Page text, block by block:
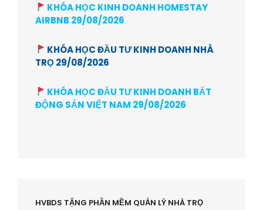
KHÓA HỌC KINH DOANH HOMESTAY
AIRBNB 29/08/2026
KHÓA HỌC ĐẦU TƯ KINH DOANH NHÀ
TRỌ 29/08/2026
KHÓA HỌC ĐẦU TƯ KINH DOANH BẤT
ĐỘNG SẢN VIỆT NAM 29/08/2026
HVBDS TẶNG PHẦN MỀM QUẢN LÝ NHÀ TRỌ